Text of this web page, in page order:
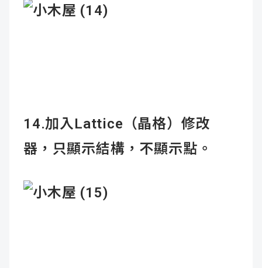
14.加入Lattice（晶格）修改
器，只顯示結構，不顯示點。